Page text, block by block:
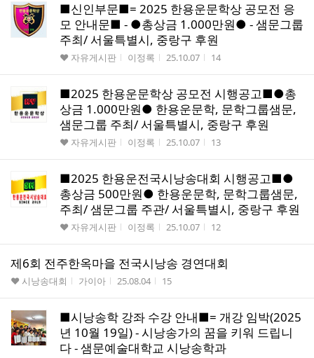
■신인부문■= 2025 한용운문학상 공모전 응
모 안내문■ - ●총상금 1.000만원● - 샘문그룹
주최/ 서울특별시, 중랑구 후원
게시판명
♥ 자유게시판 작성자
이정록 작성시간
25.10.07 조회수
14
■2025 한용운문학상 공모전 시행공고■●총
상금 1.000만원● 한용운문학, 문학그룹샘문,
샘문그룹 주최/ 서울특별시, 중랑구 후원
게시판명
♥ 자유게시판 작성자
이정록 작성시간
25.10.07 조회수
13
■2025 한용운전국시낭송대회 시행공고■●
총상금 500만원● 한용운문학, 문학그룹샘문,
주최/ 샘문그룹 주관/ 서울특별시, 중랑구 후원
게시판명
♥ 자유게시판 작성자
이정록 작성시간
25.10.07 조회수
12
제6회 전주한옥마을 전국시낭송 경연대회
게시판명
♥ 시낭송대회 작성자
가이아 작성시간
25.08.04 조회수
15
■시낭송학 강좌 수강 안내■= 개강 임박(2025
년 10월 19일) - 시낭송가의 꿈을 키워 드립니
다 - 샘문예술대학교 시낭송학과